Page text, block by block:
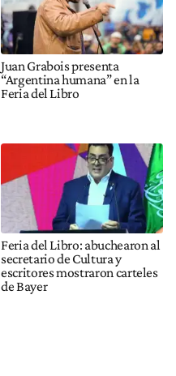
Juan Grabois presenta
“Argentina humana” en la
Feria del Libro
Feria del Libro: abuchearon al
secretario de Cultura y
escritores mostraron carteles
de Bayer